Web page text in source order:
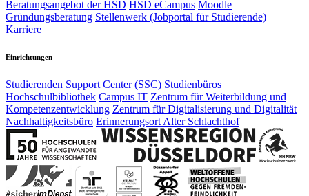
Beratungsangebot der HSD HSD eCampus Moodle
Gründungsberatung Stellenwerk (Jobportal für Studierende)
Karriere
Einrichtungen
Studierenden Support Center (SSC) Studienbüros
Hochschulbibliothek Campus IT Zentrum für Weiterbildung und
Kompetenzentwicklung Zentrum für Digitalisierung und Digitalität
Nachhaltigkeitsbüro Erinnerungsort Alter Schlachthof